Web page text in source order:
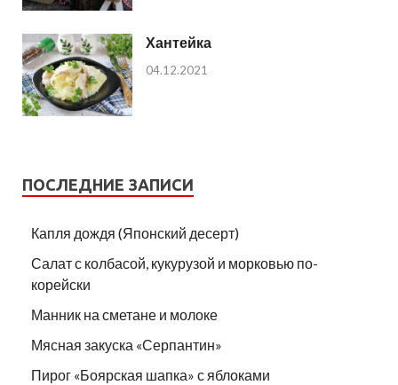
Хантейка
04.12.2021
ПОСЛЕДНИЕ ЗАПИСИ
Капля дождя (Японский десерт)
Салат с колбасой, кукурузой и морковью по-
корейски
Манник на сметане и молоке
Мясная закуска «Серпантин»
Пирог «Боярская шапка» с яблоками